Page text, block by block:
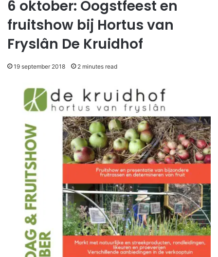
6 oktober: Oogstfeest en
fruitshow bij Hortus van
Fryslân De Kruidhof
19 september 2018 2 minutes read